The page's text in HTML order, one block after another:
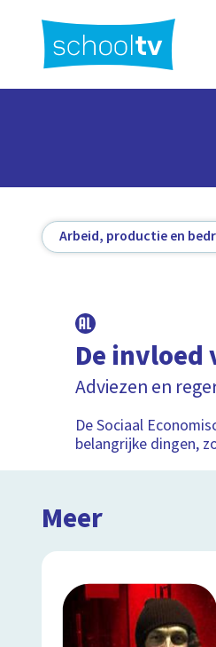
hoofdinhoud
Arbeid, productie en
De invloed
Adviezen en
De Sociaal
belangrijke dingen,
Meer